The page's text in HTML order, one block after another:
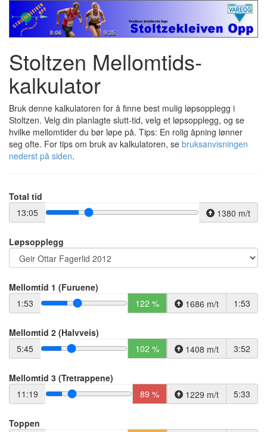
Stoltzen Mellomtids-
kalkulator
Bruk denne kalkulatoren for å finne best mulig løpsopplegg i
Stoltzen. Velg din planlagte slutt-tid, velg et løpsopplegg, og se
hvilke mellomtider du bør løpe på. Tips: En rolig åpning lønner
seg ofte. For tips om bruk av kalkulatoren, se bruksanvisningen
nederst på siden.
Total tid
13:05
1380 m/t
Løpsopplegg
Mellomtid 1 (Furuene)
1:53
122 % 1686 m/t 1:53
Mellomtid 2 (Halvveis)
5:45
102 % 1408 m/t 3:52
Mellomtid 3 (Tretrappene)
11:19
89 % 1229 m/t 5:33
Toppen